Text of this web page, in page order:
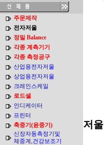
주문제작
전자저울
정밀 Balance
각종 계측기기
각종 측정공구
산업용전자저울
상업용전자저울
크레인스케일
로드셀
인디케이터
프린터
축중기(윤중기)
신장자동측정기및
체중계,건강보조기
저울